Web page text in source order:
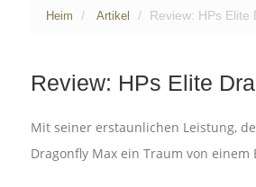
Heim Artikel Review: HPs
Review: HPs Elite
Mit seiner erstaunlichen Leistung,
Dragonfly Max ein Traum von